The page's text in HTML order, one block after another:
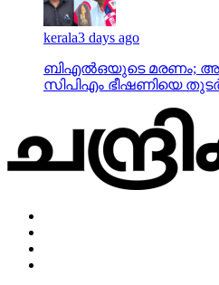
kerala3 days ago
ബിഎല്‍ഒയുടെ മരണം;
സിപിഎം ഭീഷണിയെ